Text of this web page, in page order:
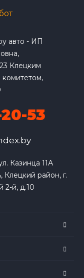
авто - ИП
Клецким
53
Казинца 11А
Клецкий район, г.
2-й, д.10